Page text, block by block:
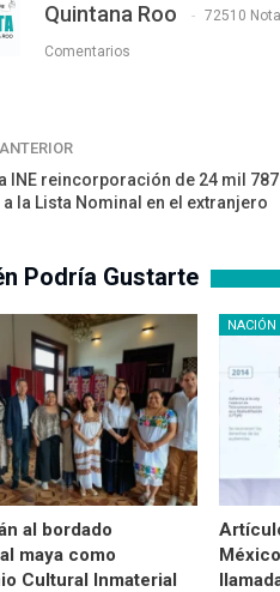
Quintana Roo
72510
Comentarios
INE reincorporación de 24 mil 787
la Lista Nominal en el extranjero
Podría Gustarte
al bordado
maya como
Cultural Inmaterial
NACIÓN